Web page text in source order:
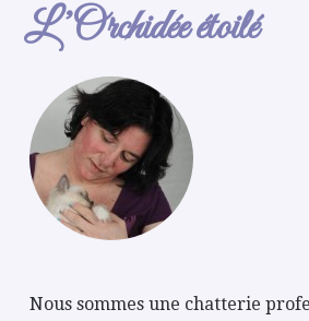
L’Orchidée étoilé
Nous sommes une chatterie